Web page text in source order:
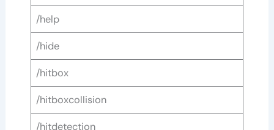
/help
/hide
/hitbox
/hitboxcollision
/hitdetection